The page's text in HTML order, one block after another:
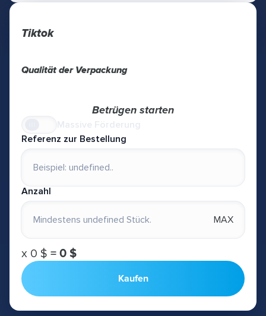
Tiktok
Qualität der Verpackung
Betrügen starten
Referenz zur Bestellung
Anzahl
MAX
х 0 $ = 0 $
Kaufen